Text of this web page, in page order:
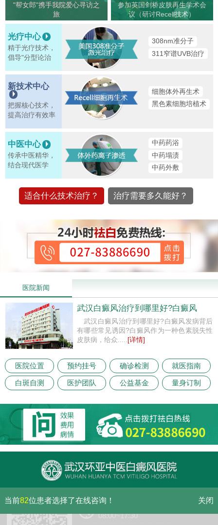
"帮女郎"携手我院爱心寻访之
旅
参加英国剑桥皮肤再生学术会
议（研讨Recell技术）
光疗中心
精于光疗技术，
倡导"分型论治
308nm准分子
311窄谱UVB治疗
新技术中心
把握核心技术，
提高治疗有效率
细胞体外再生术
黑色素细胞培植术
中医中心
传承中医精华，
结合现代医学
中药药浴
中药塌渍
中药外敷
适合什么技术治疗？ 治疗需要多久能好？
医院新闻
武汉白癜风治疗到哪里好?白癜风
武汉白癜风治疗到哪里好?白癜风发病背后
有哪些常见诱因?白癜风作为一种色素脱失性
皮肤病，给众..... [详情]
医院位置 预约挂号 确诊检测 就医指南
白斑自测 医护团队 公益基金 量身订制
门诊（节假日无休息）
08:00~17:30
当前82位患者选择了在线咨询！ 关闭